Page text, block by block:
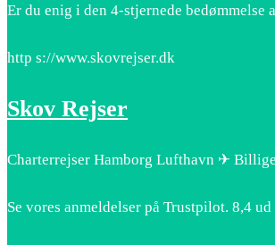
Er du enig i den 4-stjernede bedømmelse
http s://www.skovrejser.dk
Skov Rejser
Charterrejser Hamborg Lufthavn ✈
Se vores anmeldelser på Trustpilot. 8,4